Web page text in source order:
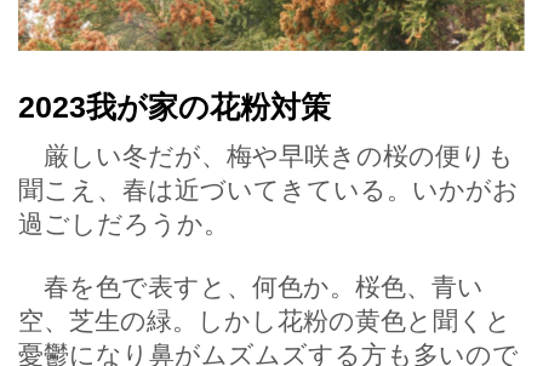
2023我が家の花粉対策
厳しい冬だが、梅や早咲きの桜の便りも
聞こえ、春は近づいてきている。いかがお
過ごしだろうか。
春を色で表すと、何色か。桜色、青い
空、芝生の緑。しかし花粉の黄色と聞くと
憂鬱になり鼻がムズムズする方も多いので